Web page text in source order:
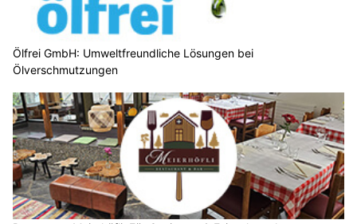
Ölfrei GmbH: Umweltfreundliche Lösungen bei
Ölverschmutzungen